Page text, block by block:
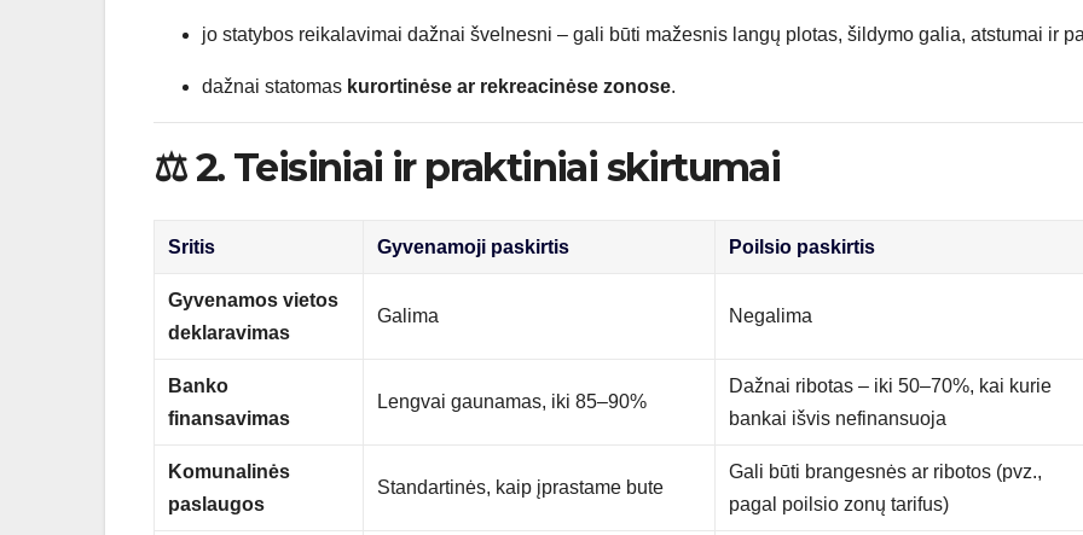
jo statybos reikalavimai dažnai švelnesni – gali būti mažesnis langų plotas, šildymo galia, atstumai ir
dažnai statomas kurortinėse ar rekreacinėse zonose.
⚖️ 2. Teisiniai ir praktiniai skirtumai
Sritis Gyvenamoji paskirtis Poilsio paskirtis
Gyvenamos vietos
deklaravimas
Galima Negalima
Banko
finansavimas
Lengvai gaunamas, iki 85–90%
Dažnai ribotas – iki 50–70%, kai kurie
bankai išvis nefinansuoja
Komunalinės
paslaugos
Standartinės, kaip įprastame bute
Gali būti brangesnės ar ribotos (pvz.,
pagal poilsio zonų tarifus)